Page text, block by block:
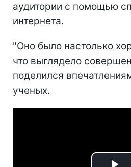
аудитории с помощью
интернета.
"Оно было настолько
что выглядело
поделился
ученых.